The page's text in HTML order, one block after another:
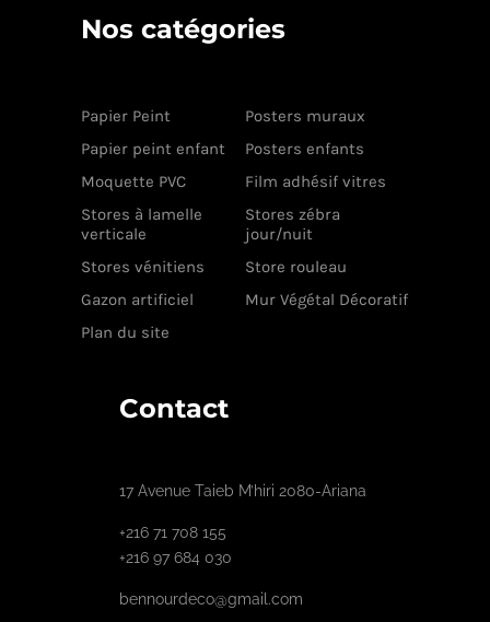
Nos catégories
Papier Peint
Posters muraux
Papier peint enfant
Posters enfants
Moquette PVC
Film adhésif vitres
Stores à lamelle
verticale
Stores zébra
jour/nuit
Stores vénitiens
Store rouleau
Gazon artificiel
Mur Végétal Décoratif
Plan du site
Contact
17 Avenue Taieb M’hiri 2080-Ariana
+216 71 708 155
+216 97 684 030
bennourdeco@gmail.com